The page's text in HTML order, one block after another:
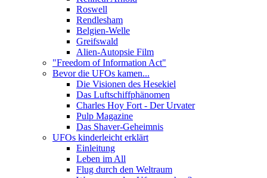
Roswell
Rendlesham
Belgien-Welle
Greifswald
Alien-Autopsie Film
"Freedom of Information Act"
Bevor die UFOs kamen...
Die Visionen des Hesekiel
Das Luftschiffphänomen
Charles Hoy Fort - Der Urvater
Pulp Magazine
Das Shaver-Geheimnis
UFOs kinderleicht erklärt
Einleitung
Leben im All
Flug durch den Weltraum